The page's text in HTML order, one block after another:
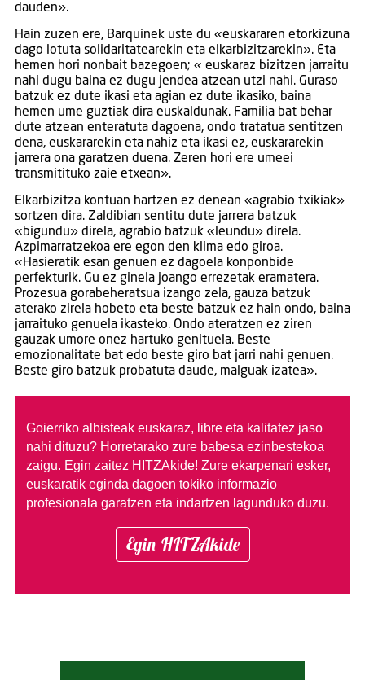
dauden».
Hain zuzen ere, Barquinek uste du «euskararen etorkizuna
dago lotuta solidaritatearekin eta elkarbizitzarekin». Eta
hemen hori nonbait bazegoen; « euskaraz bizitzen jarraitu
nahi dugu baina ez dugu jendea atzean utzi nahi. Guraso
batzuk ez dute ikasi eta agian ez dute ikasiko, baina
hemen ume guztiak dira euskaldunak. Familia bat behar
dute atzean enteratuta dagoena, ondo tratatua sentitzen
dena, euskararekin eta nahiz eta ikasi ez, euskararekin
jarrera ona garatzen duena. Zeren hori ere umeei
transmitituko zaie etxean».
Elkarbizitza kontuan hartzen ez denean «agrabio txikiak»
sortzen dira. Zaldibian sentitu dute jarrera batzuk
«bigundu» direla, agrabio batzuk «leundu» direla.
Azpimarratzekoa ere egon den klima edo giroa.
«Hasieratik esan genuen ez dagoela konponbide
perfekturik. Gu ez ginela joango errezetak eramatera.
Prozesua gorabeheratsua izango zela, gauza batzuk
aterako zirela hobeto eta beste batzuk ez hain ondo, baina
jarraituko genuela ikasteko. Ondo ateratzen ez ziren
gauzak umore onez hartuko genituela. Beste
emozionalitate bat edo beste giro bat jarri nahi genuen.
Beste giro batzuk probatuta daude, malguak izatea».
Goierriko albisteak euskaraz, libre eta kalitatez jaso
nahi dituzu? Horretarako zure babesa ezinbestekoa
zaigu. Egin zaitez HITZAkide! Zure ekarpenari esker,
euskaratik eginda dagoen tokiko informazio
profesionala garatzen eta indartzen lagunduko duzu.
Egin HITZAkide